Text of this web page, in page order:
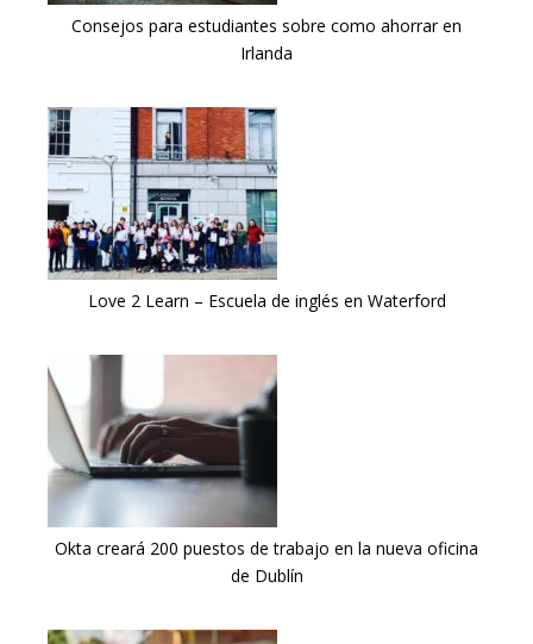
Consejos para estudiantes sobre como ahorrar en
Irlanda
Love 2 Learn – Escuela de inglés en Waterford
Okta creará 200 puestos de trabajo en la nueva oficina
de Dublín